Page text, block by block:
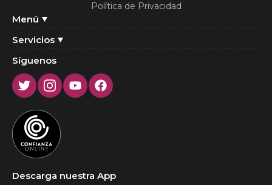
Menú
Servicios
Política de Privacidad
Síguenos
TwitterInstagram
YoutubeFacebook
Descarga nuestra App